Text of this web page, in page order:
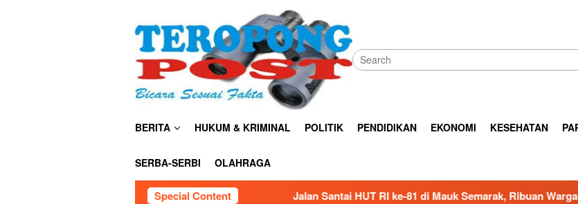
BERITA HUKUM & KRIMINAL POLITIK PENDIDIKAN EKONOMI KESEHATAN
SERBA-SERBI OLAHRAGA
Special ContentJalan Santai HUT RI ke-81 di Mauk Semarak, Ribuan Warga Perkuat